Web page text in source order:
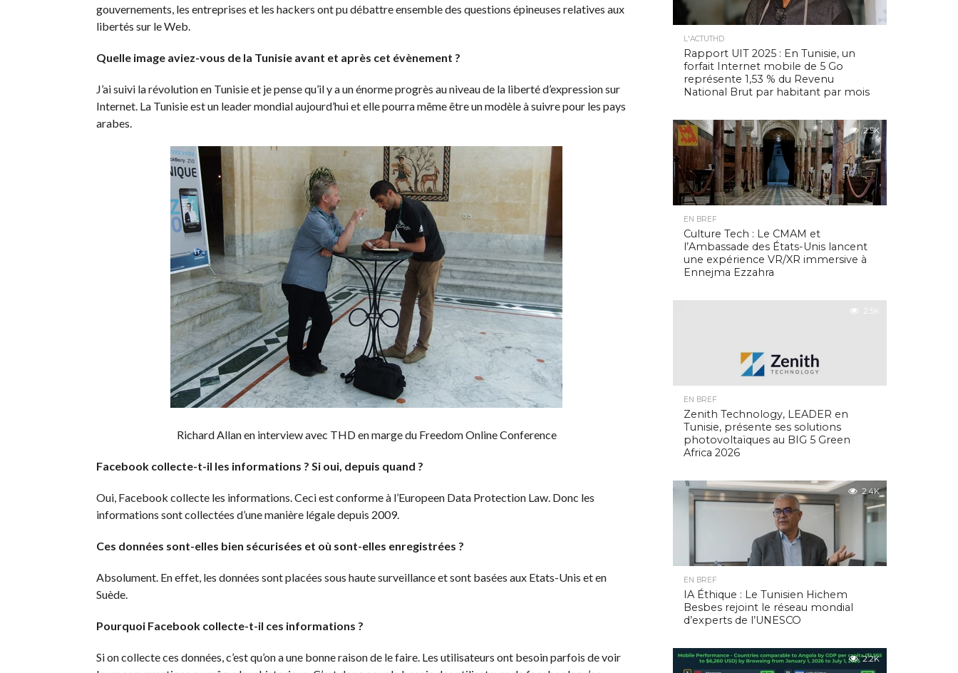
gouvernements, les entreprises et les hackers ont pu débattre ensemble des questions épineuses relatives aux
libertés sur le Web.
Quelle image aviez-vous de la Tunisie avant et après cet évènement ?
J’ai suivi la révolution en Tunisie et je pense qu’il y a un énorme progrès au niveau de la liberté d’expression sur
Internet. La Tunisie est un leader mondial aujourd’hui et elle pourra même être un modèle à suivre pour les pays
arabes.
Richard Allan en interview avec THD en marge du Freedom Online Conference
Facebook collecte-t-il les informations ? Si oui, depuis quand ?
Oui, Facebook collecte les informations. Ceci est conforme à l’Europeen Data Protection Law. Donc les
informations sont collectées d’une manière légale depuis 2009.
Ces données sont-elles bien sécurisées et où sont-elles enregistrées ?
Absolument. En effet, les données sont placées sous haute surveillance et sont basées aux Etats-Unis et en
Suède.
Pourquoi Facebook collecte-t-il ces informations ?
Si on collecte ces données, c’est qu’on a une bonne raison de le faire. Les utilisateurs ont besoin parfois de voir
L'ACTUTHD
Rapport UIT 2025 : En Tunisie, un
forfait Internet mobile de 5 Go
représente 1,53 % du Revenu
National Brut par habitant par mois
2.5K
EN BREF
Culture Tech : Le CMAM et
l’Ambassade des États-Unis lancent
une expérience VR/XR immersive à
Ennejma Ezzahra
2.5K
EN BREF
Zenith Technology, LEADER en
Tunisie, présente ses solutions
photovoltaïques au BIG 5 Green
Africa 2026
2.4K
EN BREF
IA Éthique : Le Tunisien Hichem
Besbes rejoint le réseau mondial
d’experts de l’UNESCO
2.2K